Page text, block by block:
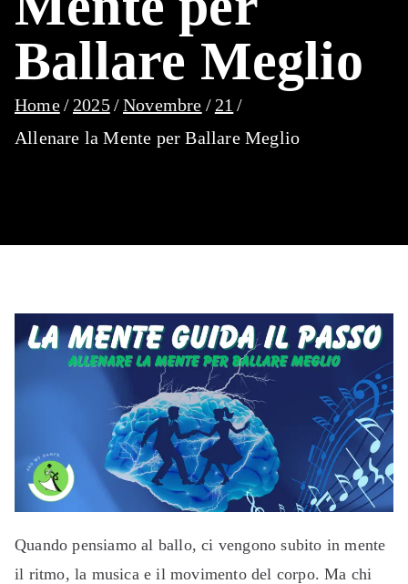
Ballare Meglio
Home 2025 Novembre
21
Allenare la Mente per Ballare Meglio
Quando pensiamo al ballo, ci vengono subito in mente
il ritmo, la musica e il movimento del corpo. Ma chi